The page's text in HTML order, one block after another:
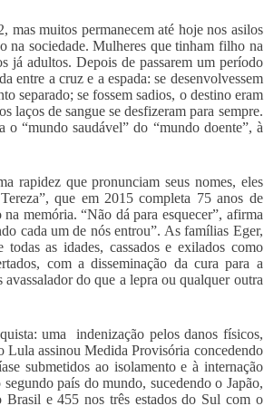
mas muitos permanecem até hoje nos asilos
na sociedade. Mulheres que tinham filho na
já adultos. Depois de passarem um período
entre a cruz e a espada: se desenvolvessem
separado; se fossem sadios, o destino eram
laços de sangue se desfizeram para sempre.
“mundo saudável” do “mundo doente”, à
rapidez que pronunciam seus nomes, eles
que em 2015 completa 75 anos de
memória. “Não dá para esquecer”, afirma
cada um de nós entrou”. As famílias Eger,
as idades, cassados e exilados como
com a disseminação da cura para a
do que a lepra ou qualquer outra
uma indenização pelos danos físicos,
Lula assinou Medida Provisória concedendo
submetidos ao isolamento e à internação
país do mundo, sucedendo o Japão,
Brasil e 455 nos três estados do Sul com o